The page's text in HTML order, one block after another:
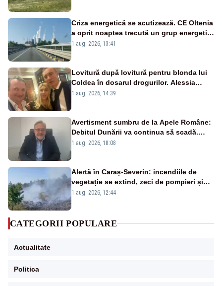
Criza energetică se acutizează. CE Oltenia
a oprit noaptea trecută un grup energetic
de la Rovinari
1 aug. 2026, 13:41
Lovitură după lovitură pentru blonda lui
Coldea în dosarul drogurilor. Alessia
Păcuraru explică decizia magistraților
1 aug. 2026, 14:39
Avertisment sumbru de la Apele Române:
Debitul Dunării va continua să scadă.
Cernavodă s-ar putea închide în 4 zile
1 aug. 2026, 18:08
Alertă în Caraș-Severin: incendiile de
vegetație se extind, zeci de pompieri și
silvicultori se luptă cu flăcările - VIDEO
1 aug. 2026, 12:44
CATEGORII POPULARE
Actualitate
Politica